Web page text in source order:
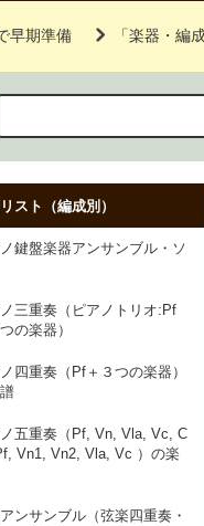
早期準備 「楽器・編
スト（編成別）
鍵盤楽器アンサンブル・ソ
ノ三重奏（ピアノトリオ:Pf
の楽器）
四重奏（Pf＋３つの楽器）
ノ五重奏（Pf, Vn, Vla, Vc, C
Vn1, Vn2, Vla, Vc ）の楽
ンサンブル（弦楽四重奏・